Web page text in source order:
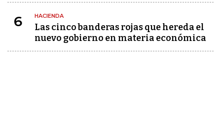
6 HACIENDA
Las cinco banderas rojas que hereda el
nuevo gobierno en materia económica